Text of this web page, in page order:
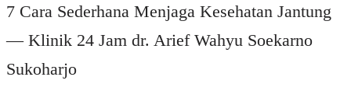
7 Cara Sederhana Menjaga Kesehatan Jantung
— Klinik 24 Jam dr. Arief Wahyu Soekarno
Sukoharjo